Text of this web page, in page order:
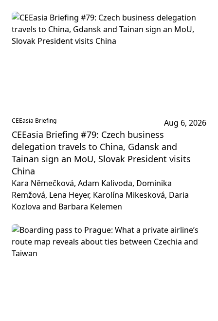
CEEasia Briefing Aug 6, 2026
CEEasia Briefing #79: Czech business
delegation travels to China, Gdansk and
Tainan sign an MoU, Slovak President visits
China
Kara Němečková, Adam Kalivoda, Dominika
Remžová, Lena Heyer, Karolína Mikesková, Daria
Kozlova and Barbara Kelemen